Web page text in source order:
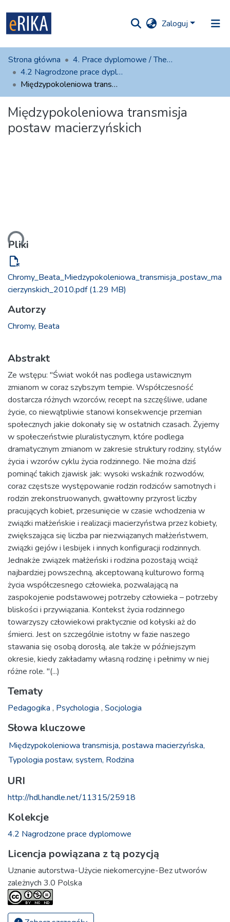
Zaloguj
i
na UAFM
Informacja
Dla autorów
Strona główna
4. Prace dyplomowe / Thesies
4.2 Nagrodzone prace dyplomowe
Międzypokoleniowa transmisja postaw macierzyńskich
Międzypokoleniowa transmisja
postaw macierzyńskich
Pliki
file_open
Chromy_Beata_Miedzypokoleniowa_transmisja_postaw_ma
cierzynskich_2010.pdf(1.29 MB)
Autorzy
Chromy, Beata
Abstrakt
Ze wstępu: "Świat wokół nas podlega ustawicznym
zmianom w coraz szybszym tempie. Współczesność
dostarcza różnych wzorców, recept na szczęśliwe, udane
życie, co niewątpliwie stanowi konsekwencje przemian
społecznych jakie dokonały się w ostatnich czasach. Żyjemy
w społeczeństwie pluralistycznym, które podlega
dramatycznym zmianom w zakresie struktury rodziny, stylów
życia i wzorów cyklu życia rodzinnego. Nie można dziś
pominąć takich zjawisk jak: wysoki wskaźnik rozwodów,
coraz częstsze występowanie rodzin rodziców samotnych i
rodzin zrekonstruowanych, gwałtowny przyrost liczby
pracujących kobiet, przesunięcie w czasie wchodzenia w
związki małżeńskie i realizacji macierzyństwa przez kobiety,
zwiększająca się liczba par niezwiązanych małżeństwem,
związki gejów i lesbijek i innych konfiguracji rodzinnych.
Jednakże związek małżeński i rodzina pozostają wciąż
najbardziej powszechną, akceptowaną kulturowo formą
życia współczesnego człowieka, pozwalającą na
zaspokojenie podstawowej potrzeby człowieka – potrzeby
bliskości i przywiązania. Kontekst życia rodzinnego
towarzyszy człowiekowi praktycznie od kołyski aż do
śmierci. Jest on szczególnie istotny w fazie naszego
stawania się osobą dorosłą, ale także w późniejszym
okresie, kiedy zakładamy własną rodzinę i pełnimy w niej
różne role. "(...)
Tematy
Pedagogika , Psychologia , Socjologia
Słowa kluczowe
Międzypokoleniowa transmisja, postawa macierzyńska,
Typologia postaw, system, Rodzina
URI
http://hdl.handle.net/11315/25918
Kolekcje
4.2 Nagrodzone prace dyplomowe
Licencja powiązana z tą pozycją
Uznanie autorstwa-Użycie niekomercyjne-Bez utworów
zależnych 3.0 Polska